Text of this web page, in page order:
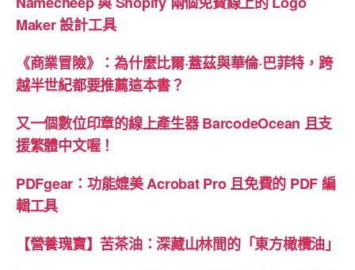
1：
字
陰
（Shadow）
Maker 設計工具
《商業冒險》：為什麼比爾·蓋茲與華倫·巴菲特，跨
越半世紀都要推薦這本書？
又一個數位印章的線上產生器 BarcodeOcean 且支
援繁體中文喔！
PDFgear：功能媲美 Acrobat Pro 且免費的 PDF 編
輯工具
【營養瑰寶】苦茶油：深藏山林間的「東方橄欖油」